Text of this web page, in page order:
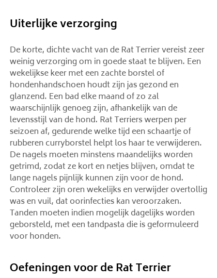
Uiterlijke verzorging
De korte, dichte vacht van de Rat Terrier vereist zeer
weinig verzorging om in goede staat te blijven. Een
wekelijkse keer met een zachte borstel of
hondenhandschoen houdt zijn jas gezond en
glanzend. Een bad elke maand of zo zal
waarschijnlijk genoeg zijn, afhankelijk van de
levensstijl van de hond. Rat Terriers werpen per
seizoen af, gedurende welke tijd een schaartje of
rubberen curryborstel helpt los haar te verwijderen.
De nagels moeten minstens maandelijks worden
getrimd, zodat ze kort en netjes blijven, omdat te
lange nagels pijnlijk kunnen zijn voor de hond.
Controleer zijn oren wekelijks en verwijder overtollig
was en vuil, dat oorinfecties kan veroorzaken.
Tanden moeten indien mogelijk dagelijks worden
geborsteld, met een tandpasta die is geformuleerd
voor honden.
Oefeningen voor de Rat Terrier